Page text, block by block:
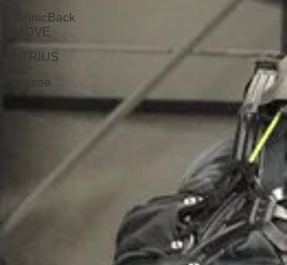
BionicBack
MOVE
hTRIUS
Messe